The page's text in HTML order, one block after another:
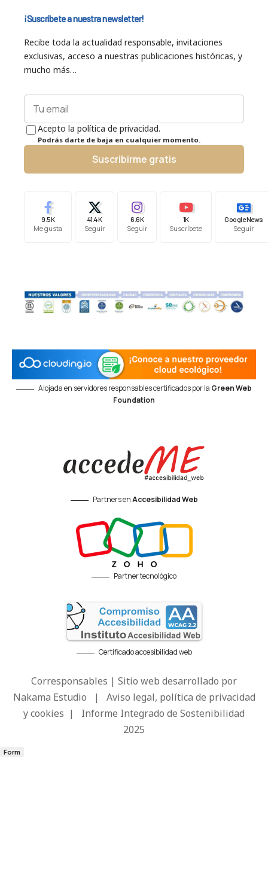
¡Suscríbete a nuestra newsletter!
Recibe toda la actualidad responsable, invitaciones
exclusivas, acceso a nuestras publicaciones históricas, y
mucho más…
Acepto la política de privacidad.
Podrás darte de baja en cualquier momento.
Suscribirme gratis
9.5K
Me gusta
41.4K
Seguir
6.6K
Seguir
1K
Suscríbete
Google News
Seguir
Alojada en servidores responsables certificados por la Green Web
Foundation
Partners enAccesibilidad Web
Partner tecnológico
Certificado accesibilidad web
Corresponsables | Sitio web desarrollado por
Nakama Estudio | Aviso legal, política de privacidad
y cookies | Informe Integrado de Sostenibilidad
2025
Form